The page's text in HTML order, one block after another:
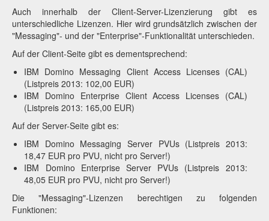
Auch innerhalb der Client-Server-Lizenzierung gibt es
unterschiedliche Lizenzen. Hier wird grundsätzlich zwischen der
"Messaging"- und der "Enterprise"-Funktionalität unterschieden.
Auf der Client-Seite gibt es dementsprechend:
IBM Domino Messaging Client Access Licenses (CAL)
(Listpreis 2013: 102,00 EUR)
IBM Domino Enterprise Client Access Licenses (CAL)
(Listpreis 2013: 165,00 EUR)
Auf der Server-Seite gibt es:
IBM Domino Messaging Server PVUs (Listpreis 2013:
18,47 EUR pro PVU, nicht pro Server!)
IBM Domino Enterprise Server PVUs (Listpreis 2013:
48,05 EUR pro PVU, nicht pro Server!)
Die "Messaging"-Lizenzen berechtigen zu folgenden
Funktionen: